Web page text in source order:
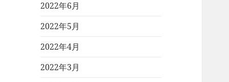
2022年6月
2022年5月
2022年4月
2022年3月